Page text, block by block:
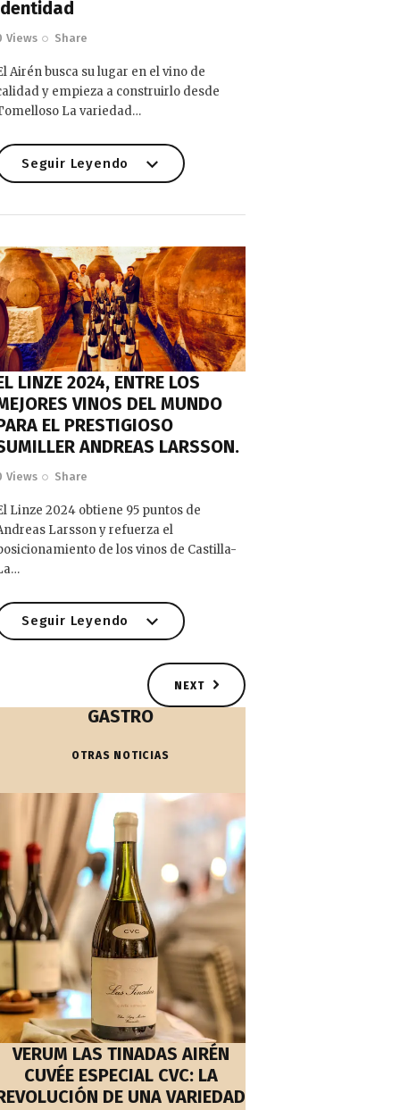
Views Share
Airén busca su lugar en el vino de
y empieza a construirlo desde
La variedad…
Seguir Leyendo
LINZE 2024, ENTRE LOS
VINOS DEL MUNDO
EL PRESTIGIOSO
ANDREAS LARSSON.
Views Share
Linze 2024 obtiene 95 puntos de
Larsson y refuerza el
de los vinos de Castilla-
Seguir Leyendo
NEXT
GASTRO
OTRAS NOTICIAS
VERUM LAS TINADAS AIRÉN
CUVÉE ESPECIAL CVC: LA
DE UNA VARIEDAD